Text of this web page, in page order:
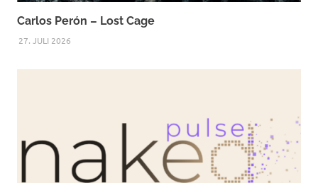
Carlos Perón – Lost Cage
27. JULI 2026